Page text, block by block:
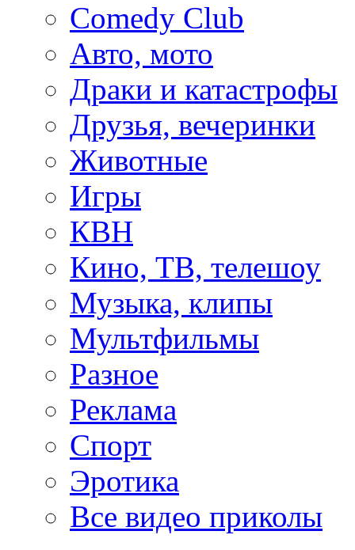
Comedy Club
Авто, мото
Драки и катастрофы
Друзья, вечеринки
Животные
Игры
КВН
Кино, ТВ, телешоу
Музыка, клипы
Мультфильмы
Разное
Реклама
Спорт
Эротика
Все видео приколы